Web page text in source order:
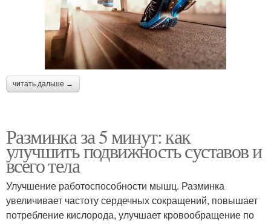
читать дальше →
Разминка за 5 минут: как
улучшить подвижность суставов и
всего тела
Улучшение работоспособности мышц. Разминка
увеличивает частоту сердечных сокращений, повышает
потребление кислорода, улучшает кровообращение по